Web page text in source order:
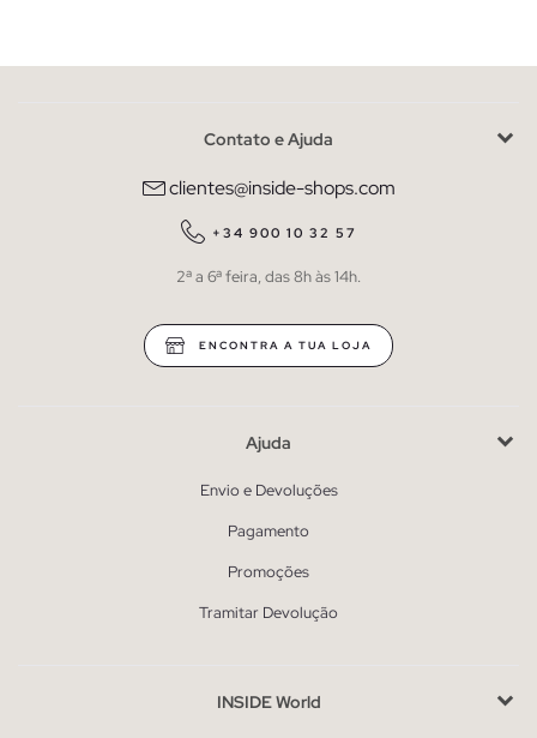
Contato e Ajuda
clientes@inside-shops.com
+34 900 10 32 57
2ª a 6ª feira, das 8h às 14h.
ENCONTRA A TUA LOJA
Ajuda
Envio e Devoluções
Pagamento
Promoções
Tramitar Devolução
INSIDE World